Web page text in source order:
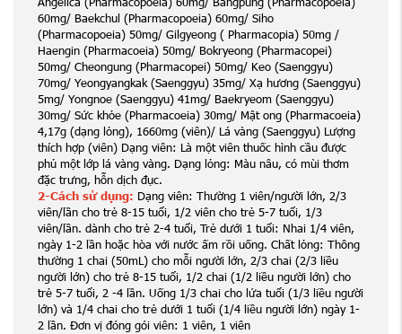
60mg/ Baekchul (Pharmacopoeia) 60mg/ Siho
(Pharmacopoeia) 50mg/ Gilgyeong ( Pharmacopia) 50mg /
Haengin (Pharmacoeia) 50mg/ Bokryeong (Pharmacopei)
50mg/ Cheongung (Pharmacopei) 50mg/ Keo (Saenggyu)
70mg/ Yeongyangkak (Saenggyu) 35mg/ Xạ hương (Saenggyu)
5mg/ Yongnoe (Saenggyu) 41mg/ Baekryeom (Saenggyu)
30mg/ Sức khỏe (Pharmacoeia) 30mg/ Mật ong (Pharmacoeia)
4,17g (dạng lỏng), 1660mg (viên)/ Lá vàng (Saenggyu) Lượng
thích hợp (viên) Dạng viên: Là một viên thuốc hình cầu được
phủ một lớp lá vàng vàng. Dạng lỏng: Màu nâu, có mùi thơm
đặc trưng, ​​hỗn dịch đục.
2-Cách sử dụng: Dạng viên: Thường 1 viên/người lớn, 2/3
viên/lần cho trẻ 8-15 tuổi, 1/2 viên cho trẻ 5-7 tuổi, 1/3
viên/lần. dành cho trẻ 2-4 tuổi, Trẻ dưới 1 tuổi: Nhai 1/4 viên,
ngày 1-2 lần hoặc hòa với nước ấm rồi uống. Chất lỏng: Thông
thường 1 chai (50mL) cho mỗi người lớn, 2/3 chai (2/3 liều
người lớn) cho trẻ 8-15 tuổi, 1/2 chai (1/2 liều người lớn) cho
trẻ 5-7 tuổi, 2 -4 lần. Uống 1/3 chai cho lứa tuổi (1/3 liều người
lớn) và 1/4 chai cho trẻ dưới 1 tuổi (1/4 liều người lớn) ngày 1-
2 lần. Đơn vị đóng gói viên: 1 viên, 1 viên